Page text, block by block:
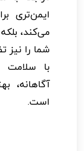
ایمن‌تری
می‌کند،
شما را نیز
با سلامت
آگاهانه،
است.